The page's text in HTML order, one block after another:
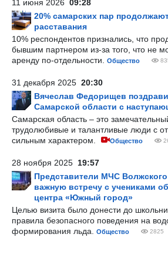
11 июня 2026 09:28
20% самарских пар
расставания
10% респондентов признались, что
бывшим партнером из-за того, что не
аренду по-отдельности.
Общество
31 декабря 2025 20:30
Вячеслав Федорищев
Самарской области с
Самарская область – это
трудолюбивые и талантливые люди с
сильным характером.
Общество
28 ноября 2025 19:57
Представители МЧС
важную встречу с учениками
центра «Южный город»
Целью визита было донести до
правила безопасного поведения на
формирования льда.
Общество 2825